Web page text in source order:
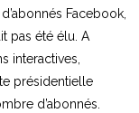
Facebook,
pas été élu. A
interactives,
présidentielle
d’abonnés.